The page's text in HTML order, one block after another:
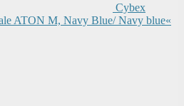
Cybex
ATON M, Navy Blue/ Navy blue«